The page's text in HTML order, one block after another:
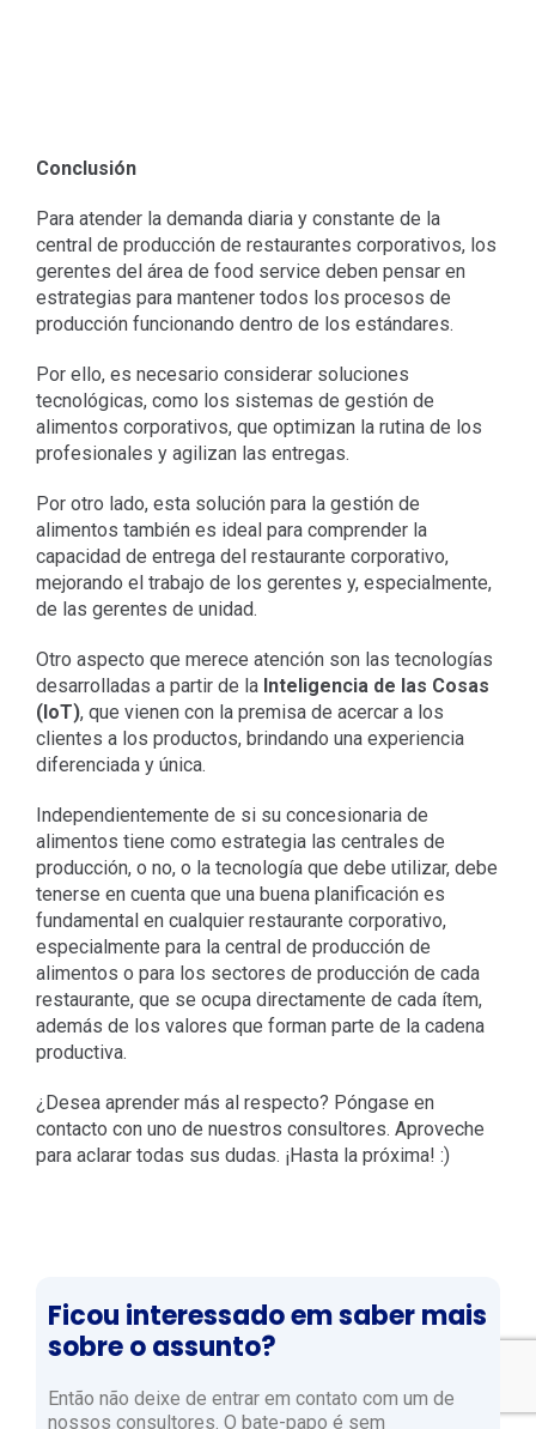
Conclusión
Para atender la demanda diaria y constante de la
central de producción de restaurantes corporativos, los
gerentes del área de food service deben pensar en
estrategias para mantener todos los procesos de
producción funcionando dentro de los estándares.
Por ello, es necesario considerar soluciones
tecnológicas, como los sistemas de gestión de
alimentos corporativos, que optimizan la rutina de los
profesionales y agilizan las entregas.
Por otro lado, esta solución para la gestión de
alimentos también es ideal para comprender la
capacidad de entrega del restaurante corporativo,
mejorando el trabajo de los gerentes y, especialmente,
de las gerentes de unidad.
Otro aspecto que merece atención son las tecnologías
desarrolladas a partir de la Inteligencia de las Cosas
(IoT), que vienen con la premisa de acercar a los
clientes a los productos, brindando una experiencia
diferenciada y única.
Independientemente de si su concesionaria de
alimentos tiene como estrategia las centrales de
producción, o no, o la tecnología que debe utilizar, debe
tenerse en cuenta que una buena planificación es
fundamental en cualquier restaurante corporativo,
especialmente para la central de producción de
alimentos o para los sectores de producción de cada
restaurante, que se ocupa directamente de cada ítem,
además de los valores que forman parte de la cadena
productiva.
¿Desea aprender más al respecto? Póngase en
contacto con uno de nuestros consultores. Aproveche
para aclarar todas sus dudas. ¡Hasta la próxima! :)
Ficou interessado em saber mais
sobre o assunto?
Então não deixe de entrar em contato com um de
nossos consultores. O bate-papo é sem